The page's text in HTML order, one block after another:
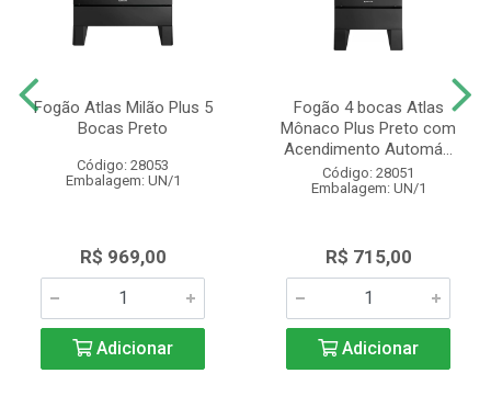
Fogão Atlas Milão Plus 5
Bocas Preto
Código: 28053
Embalagem: UN/1
R$ 969,00
Adicionar
Fogão 4 bocas Atlas
Mônaco Plus Preto com
Acendimento Automá...
Código: 28051
Embalagem: UN/1
R$ 715,00
Adicionar